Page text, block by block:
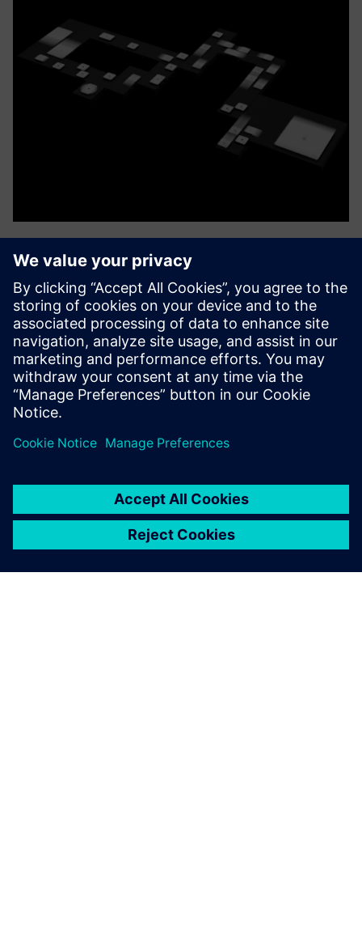
Planar Motor System
Planar Motor System transformira proizvodnju sljedeće
generacije s neusporedivom fleksibilnošću, skalabilnošću i
modularnošću. Tri komponente napajaju punu 6-DOF
slobodu: levitacijski xBots (pokretači), Flyways (statori) i
PMC, in...
Saznajte više